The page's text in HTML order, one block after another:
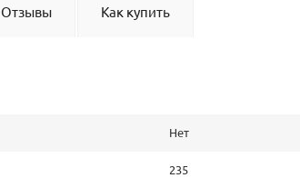
Отзывы Как купить
Нет
235